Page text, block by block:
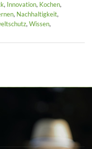
, Innovation, Kochen,
, Nachhaltigkeit,
,Wissen,